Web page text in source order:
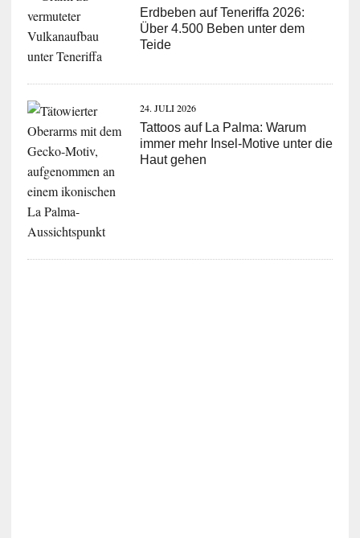
Erdbeben auf Teneriffa 2026:
Über 4.500 Beben unter dem
Teide
24. JULI 2026
Tattoos auf La Palma: Warum
immer mehr Insel-Motive unter die
Haut gehen